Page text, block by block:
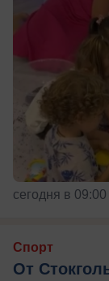
сегодня в 09:00
Спорт
От